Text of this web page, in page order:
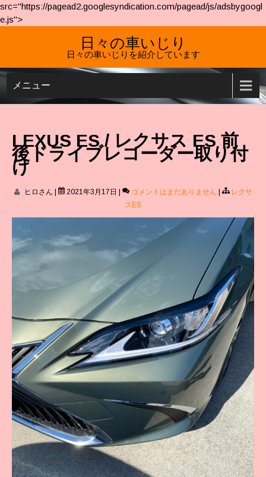
src="https://pagead2.googlesyndication.com/pagead/js/adsbygoogl
e.js">
日々の車いじり
日々の車いじりを紹介しています
メニュー
LEXUS ES / レクサス ES 前
後ドライブレコーダー取り付
け
ヒロさん 2021年3月17日 コメントはまだありません
レクサ
スES